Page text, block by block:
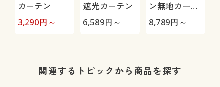
カーテン
3,290円～
遮光カーテン
6,589円～
ン無地カーテ
ン
8,789円～
関連するトピックから商品を探す